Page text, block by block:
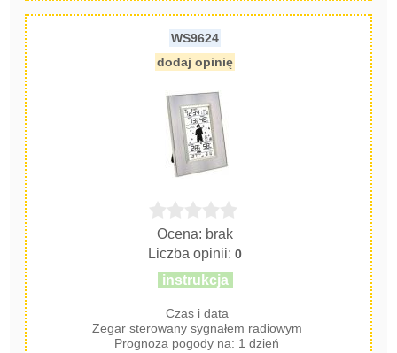
WS9624
dodaj opinię
Ocena: brak
Liczba opinii:0
instrukcja
Czas i data
Zegar sterowany sygnałem radiowym
Prognoza pogody na: 1 dzień